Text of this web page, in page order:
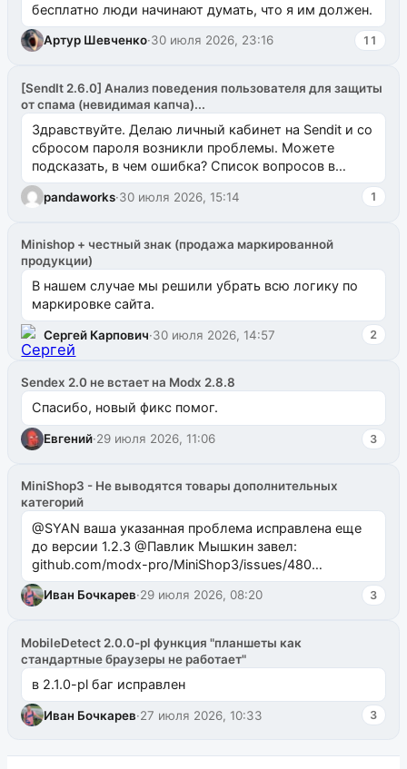
бесплатно люди начинают думать, что я им должен.
Артур Шевченко·30 июля 2026, 23:16 11
[SendIt 2.6.0] Анализ поведения пользователя для защиты
от спама (невидимая капча)...
Здравствуйте. Делаю личный кабинет на Sendit и со
сбросом пароля возникли проблемы. Можете
подсказать, в чем ошибка? Список вопросов в
одноименном разделе на modx.pro пока пуст, и,...
pandaworks·30 июля 2026, 15:14 1
Minishop + честный знак (продажа маркированной
продукции)
В нашем случае мы решили убрать всю логику по
маркировке сайта.
Сергей Карпович·30 июля 2026, 14:57 2
Sendex 2.0 не встает на Modx 2.8.8
Спасибо, новый фикс помог.
Евгений·29 июля 2026, 11:06 3
MiniShop3 - Не выводятся товары дополнительных
категорий
@SYAN ваша указанная проблема исправлена еще
до версии 1.2.3 @Павлик Мышкин завел:
github.com/modx-pro/MiniShop3/issues/480
github.com/modx-pro/MiniShop3/issues/481Исправим
в б...
Иван Бочкарев·29 июля 2026, 08:20 3
MobileDetect 2.0.0-pl функция "планшеты как
стандартные браузеры не работает"
в 2.1.0-pl баг исправлен
Иван Бочкарев·27 июля 2026, 10:33 3